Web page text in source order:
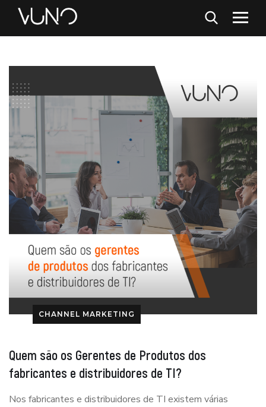
CHANNEL MARKETING
Quem são os Gerentes de Produtos dos
fabricantes e distribuidores de TI?
Nos fabricantes e distribuidores de TI existem várias